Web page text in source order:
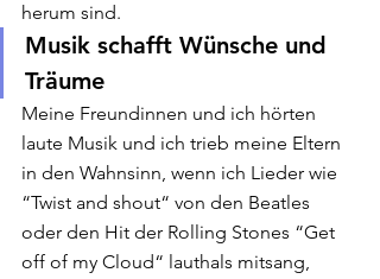
herum sind.
Musik schafft Wünsche und
Träume
Meine Freundinnen und ich hörten
laute Musik und ich trieb meine Eltern
in den Wahnsinn, wenn ich Lieder wie
“Twist and shout“ von den Beatles
oder den Hit der Rolling Stones “Get
off of my Cloud“ lauthals mitsang,